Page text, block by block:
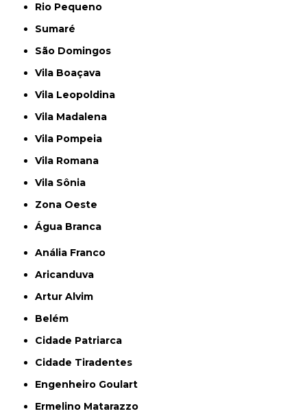
Rio Pequeno
Sumaré
São Domingos
Vila Boaçava
Vila Leopoldina
Vila Madalena
Vila Pompeia
Vila Romana
Vila Sônia
Zona Oeste
Água Branca
Anália Franco
Aricanduva
Artur Alvim
Belém
Cidade Patriarca
Cidade Tiradentes
Engenheiro Goulart
Ermelino Matarazzo